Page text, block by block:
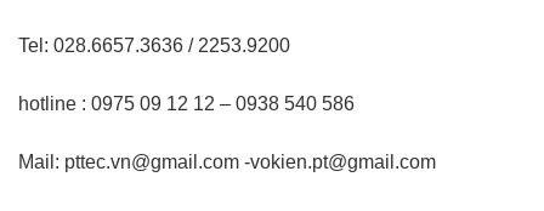
Tel: 028.6657.3636 / 2253.9200
hotline : 0975 09 12 12 – 0938 540 586
Mail: pttec.vn@gmail.com -vokien.pt@gmail.com